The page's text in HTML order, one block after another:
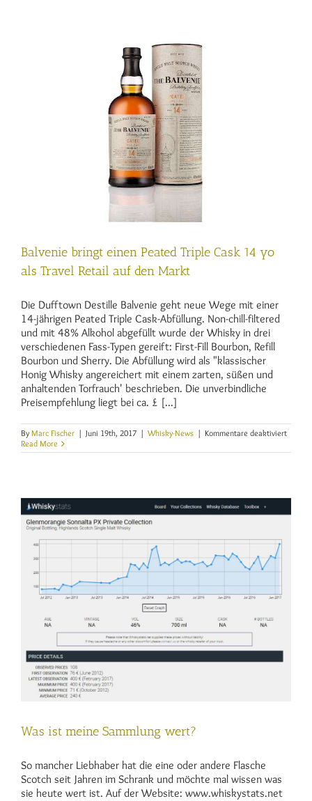
Balvenie bringt einen Peated Triple Cask 14 yo
als Travel Retail auf den Markt
Die Dufftown Destille Balvenie geht neue Wege mit einer
14-jährigen Peated Triple Cask-Abfüllung. Non-chill-filtered
und mit 48% Alkohol abgefüllt wurde der Whisky in drei
verschiedenen Fass-Typen gereift: First-Fill Bourbon, Refill
Bourbon und Sherry. Die Abfüllung wird als "klassischer
Honig Whisky angereichert mit einem zarten, süßen und
anhaltenden Torfrauch' beschrieben. Die unverbindliche
Preisempfehlung liegt bei ca. £ [...]
By Marc Fischer | Juni 19th, 2017 | Whisky-News | Kommentare deaktiviertfür
bringt
yo
Read More
Was ist meine Sammlung wert?
So mancher Liebhaber hat die eine oder andere Flasche
Scotch seit Jahren im Schrank und möchte mal wissen was
sie heute wert ist. Auf der Website: www.whiskystats.net